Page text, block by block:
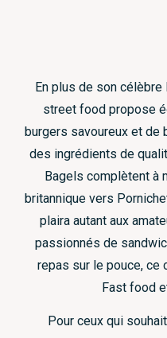
En plus de son célèbre
street food propose
burgers savoureux et de
des ingrédients de
Bagels complètent à
britannique vers
plaira autant aux
passionnés de
repas sur le pouce, ce
Fast food
Pour ceux qui